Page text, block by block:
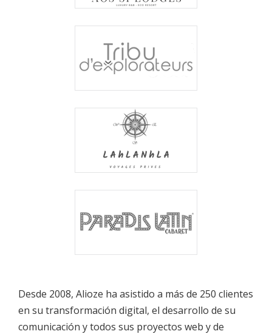
Desde 2008, Alioze ha asistido a más de 250 clientes
en su transformación digital, el desarrollo de su
comunicación y todos sus proyectos web y de